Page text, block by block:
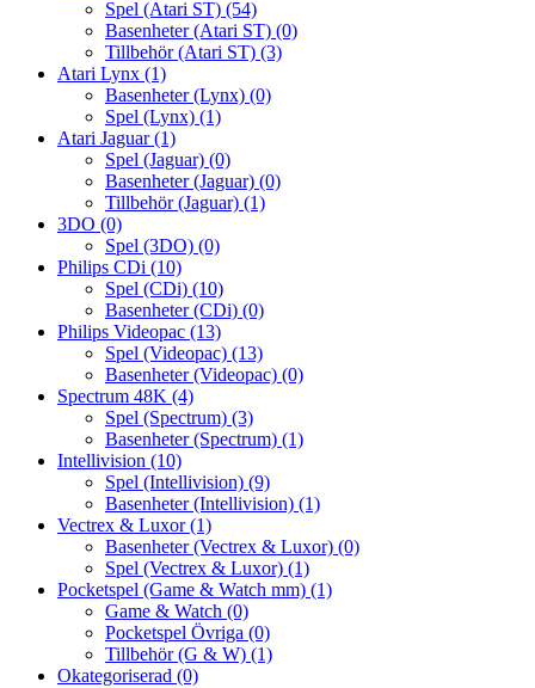
Spel (Atari ST) (54)
Basenheter (Atari ST) (0)
Tillbehör (Atari ST) (3)
Atari Lynx (1)
Basenheter (Lynx) (0)
Spel (Lynx) (1)
Atari Jaguar(1)
Spel (Jaguar) (0)
Basenheter (Jaguar) (0)
Tillbehör (Jaguar) (1)
3DO (0)
Spel (3DO) (0)
Philips CDi (10)
Spel (CDi) (10)
Basenheter (CDi) (0)
Philips Videopac (13)
Spel (Videopac) (13)
Basenheter (Videopac) (0)
Spectrum 48K (4)
Spel (Spectrum) (3)
Basenheter (Spectrum) (1)
Intellivision (10)
Spel (Intellivision) (9)
Basenheter (Intellivision) (1)
Vectrex & Luxor(1)
Basenheter (Vectrex & Luxor) (0)
Spel (Vectrex & Luxor) (1)
Pocketspel (Game & Watch mm) (1)
Game & Watch (0)
Pocketspel Övriga (0)
Tillbehör (G & W) (1)
Okategoriserad (0)